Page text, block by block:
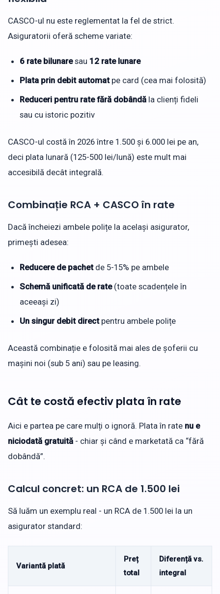
CASCO-ul nu este reglementat la fel de strict.
Asiguratorii oferă scheme variate:
6 rate bilunaresau 12 rate lunare
Plata prin debit automatpe card (cea mai folosită)
Reduceri pentru rate fără dobândă la clienți fideli
sau cu istoric pozitiv
CASCO-ul costă în 2026 între 1.500 și 6.000 lei pe an,
deci plata lunară (125-500 lei/lună) este mult mai
accesibilă decât integrală.
Combinație RCA + CASCO în rate
Dacă încheiezi ambele polițe la același asigurator,
primești adesea:
Reducere de pachetde 5-15% pe ambele
Schemă unificată de rate(toate scadențele în
aceeași zi)
Un singur debit directpentru ambele polițe
Această combinație e folosită mai ales de șoferii cu
mașini noi (sub 5 ani) sau pe leasing.
Cât te costă efectiv plata în rate
Aici e partea pe care mulți o ignoră. Plata în rate nu e
niciodată gratuită - chiar și când e marketată ca “fără
dobândă”.
Calcul concret: un RCA de 1.500 lei
Să luăm un exemplu real - un RCA de 1.500 lei la un
asigurator standard:
Variantă plată
Preț
total
Diferență vs.
integral